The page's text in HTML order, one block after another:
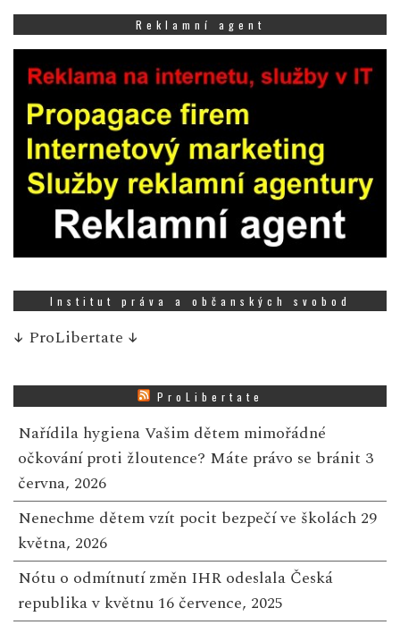
Reklamní agent
Institut práva a občanských svobod
↓ ProLibertate ↓
ProLibertate
Nařídila hygiena Vašim dětem mimořádné
očkování proti žloutence? Máte právo se bránit 3
června, 2026
Nenechme dětem vzít pocit bezpečí ve školách 29
května, 2026
Nótu o odmítnutí změn IHR odeslala Česká
republika v květnu 16 července, 2025